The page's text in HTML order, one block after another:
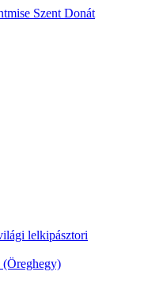
Szent Donát
lelkipásztori
(Öreghegy)